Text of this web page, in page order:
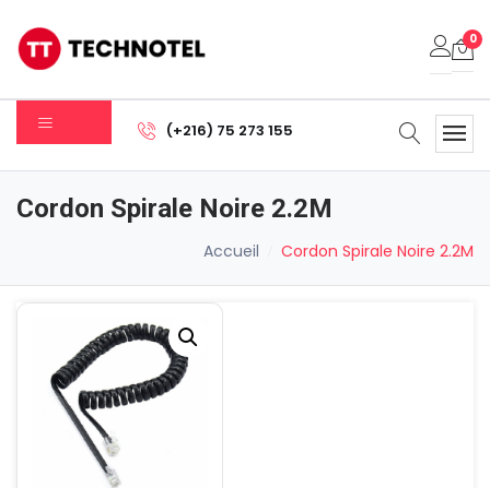
0
Votre panier est vide.
Sous-total: 0.000DT
Voir Le Panier
(+216) 75 273 155
Cordon Spirale Noire 2.2M
Accueil Cordon Spirale Noire 2.2M